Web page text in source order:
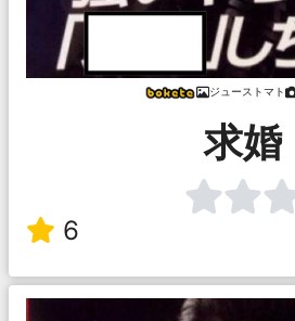
ジューストマト
求婚
6